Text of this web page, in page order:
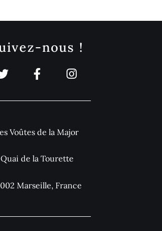
nous !
Voûtes de la Major
Quai de la Tourette
Marseille, France